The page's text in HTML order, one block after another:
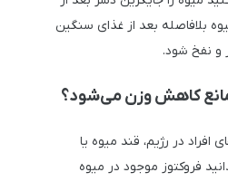
بلافاصله بعد از غذای سنگین
و نفخ شود.
مانع کاهش وزن می‌شود؟
در رژیم، قند میوه یا
فروکتوز موجود در میوه